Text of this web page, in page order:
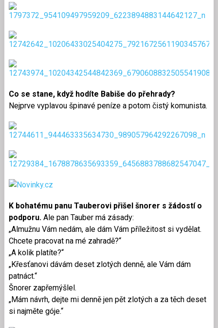
Co se stane, když hodíte Babiše do přehrady?
Nejprve vyplavou špinavé peníze a potom čistý komunista.
K bohatému panu Tauberovi přišel šnorer s žádostí o
podporu. Ale pan Tauber má zásady:
„Almužnu Vám nedám, ale dám Vám příležitost si vydělat.
Chcete pracovat na mé zahradě?“
„A kolik platíte?“
„Křesťanovi dávám deset zlotých denně, ale Vám dám
patnáct.“
Šnorer zapřemýšlel.
„Mám návrh, dejte mi denně jen pět zlotých a za těch deset
si najměte góje.“